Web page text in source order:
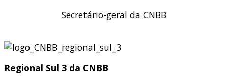
Secretário-geral da CNBB
Regional Sul 3 da CNBB